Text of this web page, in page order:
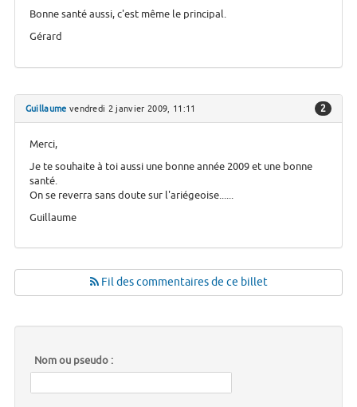
Bonne santé aussi, c'est même le principal.
Gérard
Guillaume vendredi 2 janvier 2009, 11:11 2
Merci,
Je te souhaite à toi aussi une bonne année 2009 et une bonne
santé.
On se reverra sans doute sur l'ariégeoise......
Guillaume
Fil des commentaires de ce billet
Nom ou pseudo :